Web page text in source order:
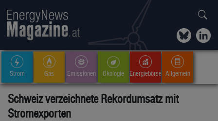
Strom Gas Emissionen Ökologie Energiebörse Allgemein
Schweiz verzeichnete Rekordumsatz mit
Stromexporten